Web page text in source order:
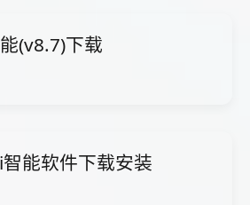
(v8.7)下载
能软件下载安装